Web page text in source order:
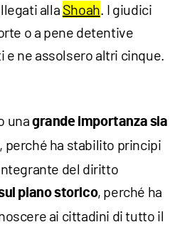
alla Shoah. I giudici
o a pene detentive
e ne assolsero altri cinque.
una grande importanza sia
, perché ha stabilito principi
del diritto
piano storico, perché ha
ai cittadini di tutto il